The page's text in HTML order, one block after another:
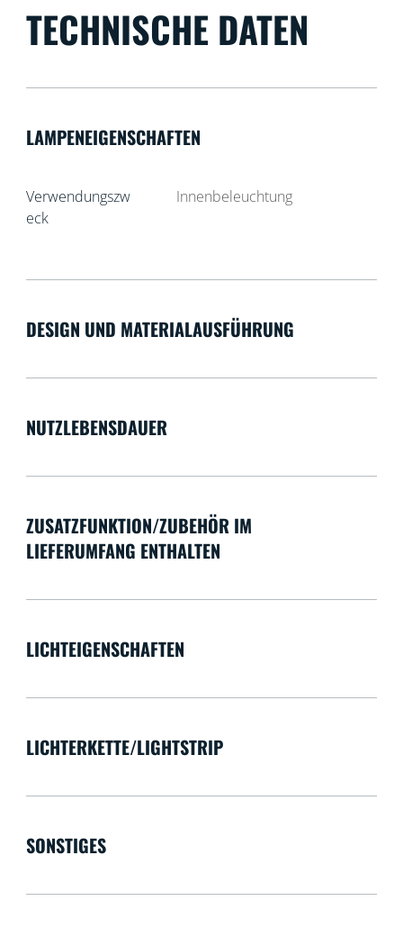
TECHNISCHE DATEN
LAMPENEIGENSCHAFTEN
Verwendungszw
eck
Innenbeleuchtung
DESIGN UND MATERIALAUSFÜHRUNG
NUTZLEBENSDAUER
ZUSATZFUNKTION/ZUBEHÖR IM
LIEFERUMFANG ENTHALTEN
LICHTEIGENSCHAFTEN
LICHTERKETTE/LIGHTSTRIP
SONSTIGES